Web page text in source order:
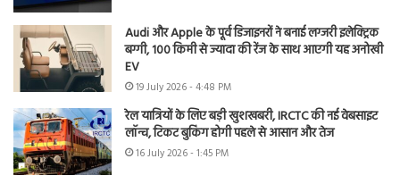
Audi और Apple के पूर्व डिजाइनरों ने बनाई लग्जरी इलेक्ट्रिक
बग्गी, 100 किमी से ज्यादा की रेंज के साथ आएगी यह अनोखी
EV
19 July 2026 - 4:48 PM
रेल यात्रियों के लिए बड़ी खुशखबरी, IRCTC की नई वेबसाइट
लॉन्च, टिकट बुकिंग होगी पहले से आसान और तेज
16 July 2026 - 1:45 PM